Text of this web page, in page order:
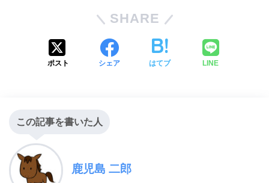
SHARE
ポスト シェア はてブ LINE
この記事を書いた人
鹿児島 二郎